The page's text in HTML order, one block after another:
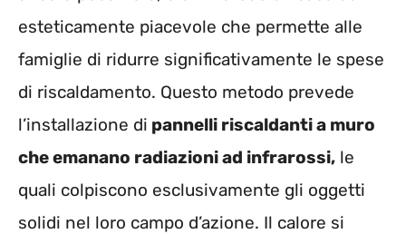
esteticamente piacevole che permette alle
famiglie di ridurre significativamente le spese
di riscaldamento. Questo metodo prevede
l’installazione di pannelli riscaldanti a muro
che emanano radiazioni ad infrarossi, le
quali colpiscono esclusivamente gli oggetti
solidi nel loro campo d’azione. Il calore si